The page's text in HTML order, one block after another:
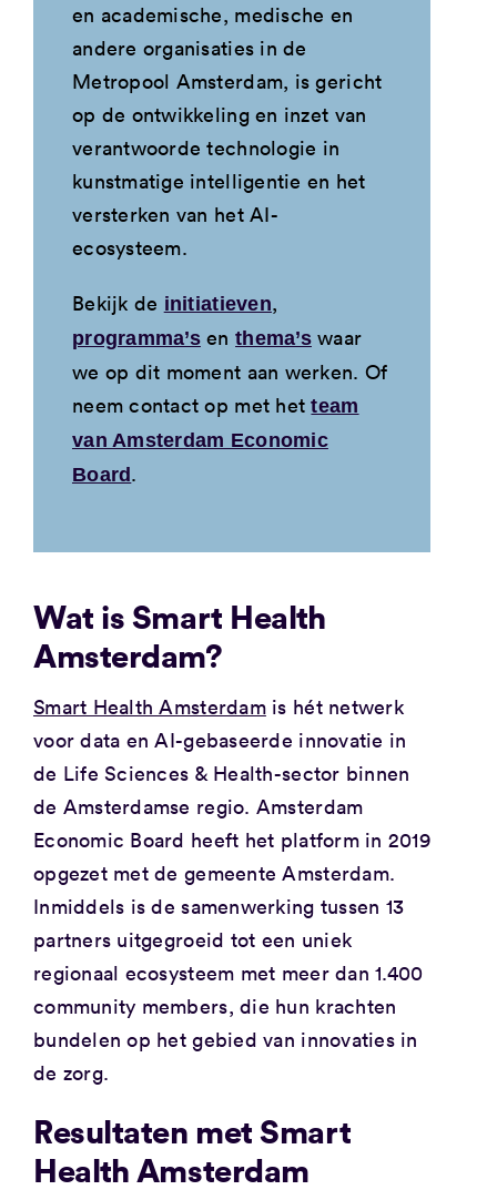
en academische, medische en
andere organisaties in de
Metropool Amsterdam, is gericht
op de ontwikkeling en inzet van
verantwoorde technologie in
kunstmatige intelligentie en het
versterken van het AI-
ecosysteem.
Bekijk de initiatieven,
programma’senthema’s waar
we op dit moment aan werken. Of
neem contact op met hetteam
van Amsterdam Economic
Board.
Wat is Smart Health
Amsterdam?
Smart Health Amsterdamis hét netwerk
voor data en AI-gebaseerde innovatie in
de Life Sciences & Health-sector binnen
de Amsterdamse regio. Amsterdam
Economic Board heeft het platform in 2019
opgezet met de gemeente Amsterdam.
Inmiddels is de samenwerking tussen 13
partners uitgegroeid tot een uniek
regionaal ecosysteem met meer dan 1.400
community members, die hun krachten
bundelen op het gebied van innovaties in
de zorg.
Resultaten met Smart
Health Amsterdam